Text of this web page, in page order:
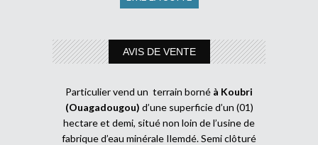
AVIS DE VENTE
Particulier vend un terrain borné à Koubri
(Ouagadougou) d’une superficie d’un (01)
hectare et demi, situé non loin de l’usine de
fabrique d’eau minérale Ilemdé. Semi clôturé